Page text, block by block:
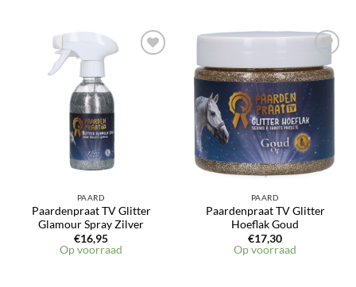
PAARD
Paardenpraat TV Glitter
Glamour Spray Zilver
€16,95
Op voorraad
PAARD
Paardenpraat TV Glitter
Hoeflak Goud
€17,30
Op voorraad